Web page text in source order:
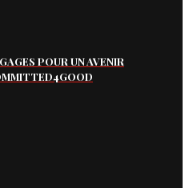
POUR UN AVENIR